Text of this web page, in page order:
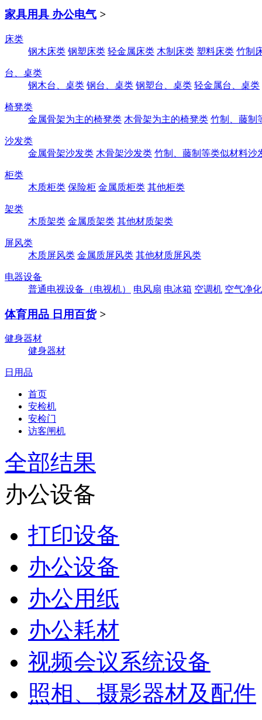
家具用具 办公电气 >
床类
钢木床类 钢塑床类 轻金属床类 木制床类 塑料床类 竹制
台、桌类
钢木台、桌类 钢台、桌类 钢塑台、桌类 轻金属台、桌类
椅凳类
金属骨架为主的椅凳类 木骨架为主的椅凳类 竹制、藤制
沙发类
金属骨架沙发类 木骨架沙发类 竹制、藤制等类似材料沙
柜类
木质柜类 保险柜 金属质柜类 其他柜类
架类
木质架类 金属质架类 其他材质架类
屏风类
木质屏风类 金属质屏风类 其他材质屏风类
电器设备
普通电视设备（电视机）
电风扇 电冰箱 空调机 空气净
体育用品 日用百货 >
健身器材
健身器材
日用品
首页
安检机
安检门
访客闸机
全部结果
办公设备
打印设备
办公设备
办公用纸
办公耗材
视频会议系统设备
照相、摄影器材及配件